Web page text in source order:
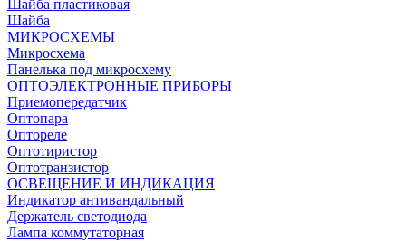
Шайба пластиковая
Шайба
МИКРОСХЕМЫ
Микросхема
Панелька под микросхему
ОПТОЭЛЕКТРОННЫЕ ПРИБОРЫ
Приемопередатчик
Оптопара
Оптореле
Оптотиристор
Оптотранзистор
ОСВЕЩЕНИЕ И ИНДИКАЦИЯ
Индикатор антивандальный
Держатель светодиода
Лампа коммутаторная